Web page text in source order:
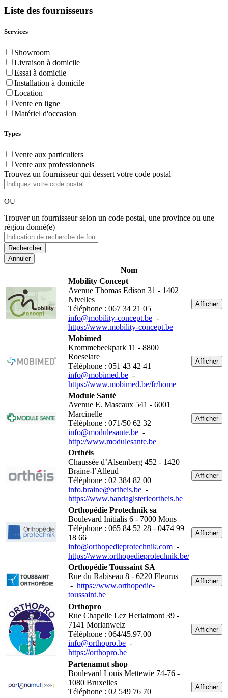
Liste des fournisseurs
Services
Showroom
Livraison à domicile
Essai à domicile
Installation à domicile
Location
Vente en ligne
Matériel d'occasion
Types
Vente aux particuliers
Vente aux professionnels
Trouvez un fournisseur qui dessert votre code postal
OU
Trouver un fournisseur selon un code postal, une province ou une
région donné(e)
Annuler
Nom
Mobility Concept
Avenue Thomas Edison 31 - 1402
Nivelles
Téléphone : 067 34 21 05
info@mobility-concept.be -
https://www.mobility-concept.be
Afficher
Mobimed
Krommebeekpark 11 - 8800
Roeselare
Téléphone : 051 43 42 41
info@mobimed.be -
https://www.mobimed.be/fr/home
Afficher
Module Santé
Avenue E. Mascaux 541 - 6001
Marcinelle
Téléphone : 071/50 62 32
info@modulesante.be -
http://www.modulesante.be
Afficher
Orthéis
Chaussée d’Alsemberg 452 - 1420
Braine-l’Alleud
Téléphone : 02 384 82 00
info.braine@ortheis.be -
https://www.bandagisterieortheis.be
Afficher
Orthopédie Protechnik sa
Boulevard Initialis 6 - 7000 Mons
Téléphone : 065 84 52 28 - 0474 99
18 66
info@orthopedieprotechnik.com -
https://www.orthopedieprotechnik.be/
Afficher
Orthopédie Toussaint SA
Rue du Rabiseau 8 - 6220 Fleurus
- https://www.orthopedie-
toussaint.be
Afficher
Orthopro
Rue Chapelle Lez Herlaimont 39 -
7141 Morlanwelz
Téléphone : 064/45.97.00
info@orthopro.be -
https://orthopro.be
Afficher
Partenamut shop
Boulevard Louis Mettewie 74-76 -
1080 Bruxelles
Téléphone : 02 549 76 70
Afficher